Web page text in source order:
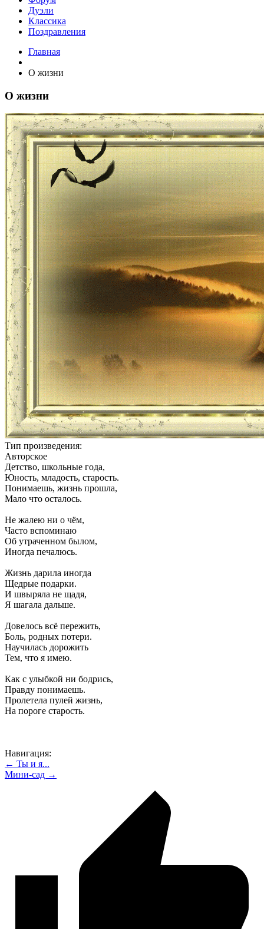
Дуэли
Классика
Поздравления
Главная
О жизни
О жизни
Тип произведения:
Авторское
Детство, школьные года,
Юность, младость, старость.
Понимаешь, жизнь прошла,
Мало что осталось.
Не жалею ни о чём,
Часто вспоминаю
Об утраченном былом,
Иногда печалюсь.
Жизнь дарила иногда
Щедрые подарки.
И швыряла не щадя,
Я шагала дальше.
Довелось всё пережить,
Боль, родных потери.
Научилась дорожить
Тем, что я имею.
Как с улыбкой ни бодрись,
Правду понимаешь.
Пролетела пулей жизнь,
На пороге старость.
Навигация:
← Ты и я...
Мини-сад →